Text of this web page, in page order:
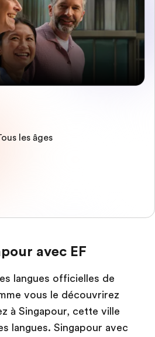
les âges
avec EF
langues officielles de
vous le découvrirez
à Singapour, cette ville
langues. Singapour avec